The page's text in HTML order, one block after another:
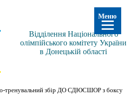
Відділення Національного
олімпійського комітету України
в Донецькій області
тренувальний збір ДО СДЮСШОР з боксу
Меню